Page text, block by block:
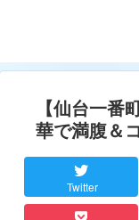
【仙台一番
華で満腹＆
Twitter